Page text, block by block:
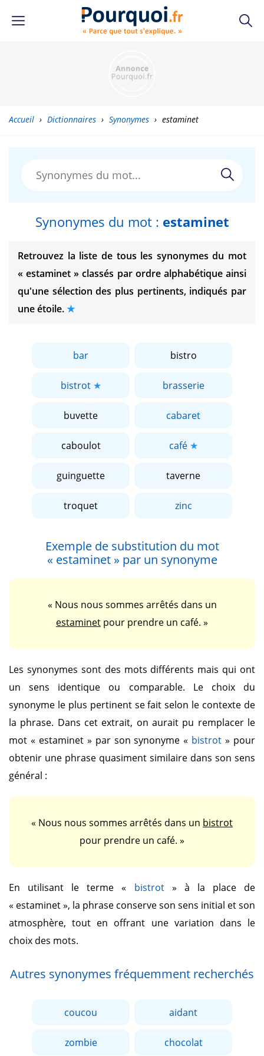
Accueil › Dictionnaires › Synonymes › estaminet
Synonymes du mot : estaminet
Retrouvez la liste de tous les synonymes du mot
« estaminet » classés par ordre alphabétique ainsi
qu'une sélection des plus pertinents, indiqués par
une étoile.
bar bistro
bistrot brasserie
buvette cabaret
caboulot café
guinguette taverne
troquet zinc
Exemple de substitution du mot
« estaminet » par un synonyme
« Nous nous sommes arrêtés dans un
estaminet pour prendre un café. »
Les synonymes sont des mots différents mais qui ont
un sens identique ou comparable. Le choix du
synonyme le plus pertinent se fait selon le contexte de
la phrase. Dans cet extrait, on aurait pu remplacer le
mot « estaminet » par son synonyme« bistrot » pour
obtenir une phrase quasiment similaire dans son sens
général :
« Nous nous sommes arrêtés dans un bistrot
pour prendre un café. »
En utilisant le terme« bistrot» à la place de
« estaminet », la phrase conserve son sens initial et son
atmosphère, tout en offrant une variation dans le
choix des mots.
Autres synonymes fréquemment recherchés
coucou aidant
zombie chocolat